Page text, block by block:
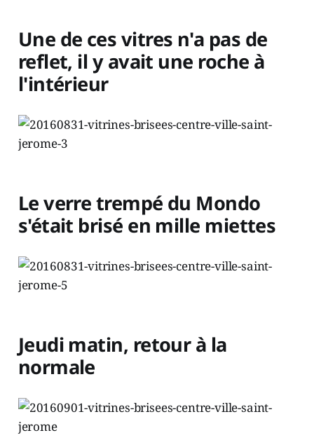
Une de ces vitres n'a pas de
reflet, il y avait une roche à
l'intérieur
Le verre trempé du Mondo
s'était brisé en mille miettes
Jeudi matin, retour à la
normale